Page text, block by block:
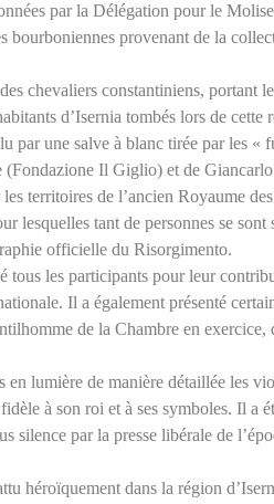
par la Délégation pour le
bourboniennes provenant de la
chevaliers constantiniens, portant
d’Isernia tombés lors de cette
par une salve à blanc tirée par les «
(Fondazione Il Giglio) et de
territoires de l’ancien Royaume
lesquelles tant de personnes se sont
officielle du Risorgimento.
tous les participants pour leur
Il a également présenté
de la Chambre en exercice,
lumière de manière détaillée les
à son roi et à ses symboles. Il a
silence par la presse libérale de
héroïquement dans la région